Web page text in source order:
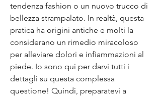
tendenza fashion o un nuovo trucco di
bellezza strampalato. In realtà, questa
pratica ha origini antiche e molti la
considerano un rimedio miracoloso
per alleviare dolori e infiammazioni al
piede. Io sono qui per darvi tutti i
dettagli su questa complessa
questione! Quindi, preparatevi a